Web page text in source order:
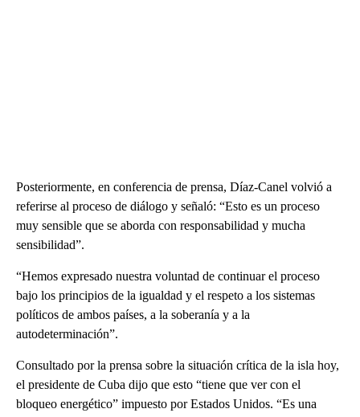
Posteriormente, en conferencia de prensa, Díaz-Canel volvió a
referirse al proceso de diálogo y señaló: “Esto es un proceso
muy sensible que se aborda con responsabilidad y mucha
sensibilidad”.
“Hemos expresado nuestra voluntad de continuar el proceso
bajo los principios de la igualdad y el respeto a los sistemas
políticos de ambos países, a la soberanía y a la
autodeterminación”.
Consultado por la prensa sobre la situación crítica de la isla hoy,
el presidente de Cuba dijo que esto “tiene que ver con el
bloqueo energético” impuesto por Estados Unidos. “Es una